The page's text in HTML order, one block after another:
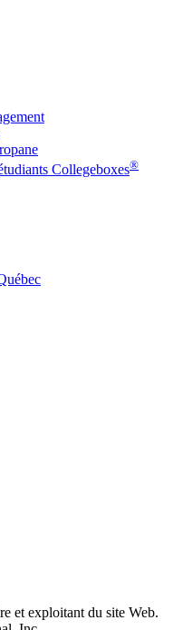
Collegeboxes®
et exploitant du site Web.